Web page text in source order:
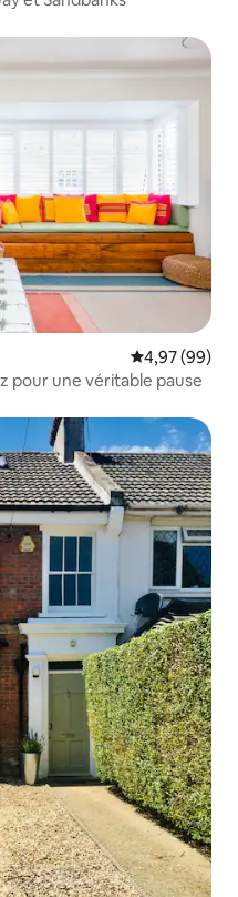
Évaluation
4,97 (99)
pour une véritable pause